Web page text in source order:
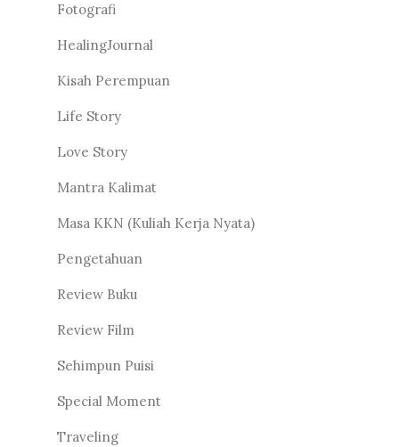
Fotografi
HealingJournal
Kisah Perempuan
Life Story
Love Story
Mantra Kalimat
Masa KKN (Kuliah Kerja Nyata)
Pengetahuan
Review Buku
Review Film
Sehimpun Puisi
Special Moment
Traveling